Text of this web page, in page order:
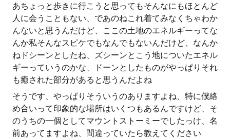
あちょっと歩きに行こうと思ってもそんなにもほとんど
人に会うこともない、であのねこれ着てみなくちゃわか
んないと思うんだけど、ここの土地のエネルギーってな
んか私そんなスピケでもなんでもないんだけど、なんか
ねドシーンとしたね、ズシーンとこう地についたエネル
ギーっていうのかな、ドーンとしたものがやっぱりそれ
も癒された部分があると思うんだよね
そうです、やっぱりそういうのありますよね、特に僕絡
め合いって印象的な場所はいくつもあるんですけど、そ
のうちの一個としてマウントストーミーでしたっけ、名
前あってますよね、間違っていたら教えてください